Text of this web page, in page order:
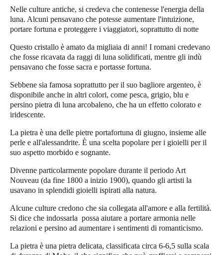
Nelle culture antiche, si credeva che contenesse l'energia della
luna. Alcuni pensavano che potesse aumentare l'intuizione,
portare fortuna e proteggere i viaggiatori, soprattutto di notte
Questo cristallo è amato da migliaia di anni! I romani credevano
che fosse ricavata da raggi di luna solidificati, mentre gli indù
pensavano che fosse sacra e portasse fortuna.
Sebbene sia famosa soprattutto per il suo bagliore argenteo, è
disponibile anche in altri colori, come pesca, grigio, blu e
persino pietra di luna arcobaleno, che ha un effetto colorato e
iridescente.
La pietra è una delle pietre portafortuna di giugno, insieme alle
perle e all'alessandrite. È una scelta popolare per i gioielli per il
suo aspetto morbido e sognante.
Divenne particolarmente popolare durante il periodo Art
Nouveau (da fine 1800 a inizio 1900), quando gli artisti la
usavano in splendidi gioielli ispirati alla natura.
Alcune culture credono che sia collegata all'amore e alla fertilità.
Si dice che indossarla possa aiutare a portare armonia nelle
relazioni e persino ad aumentare i sentimenti di romanticismo.
La pietra è una pietra delicata, classificata circa 6-6,5 sulla scala